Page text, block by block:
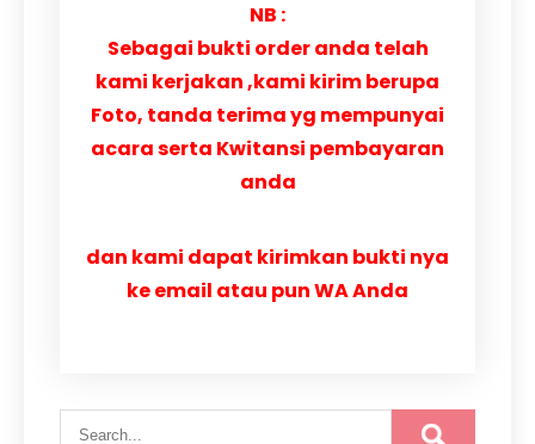
NB :
Sebagai bukti order anda telah
kami kerjakan ,kami kirim berupa
Foto, tanda terima yg mempunyai
acara serta Kwitansi pembayaran
anda
dan kami dapat kirimkan bukti nya
ke email atau pun WA Anda